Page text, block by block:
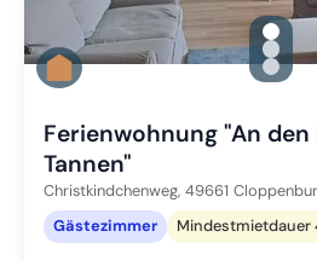
Zu
Zu
Zu
Ferienwohnung "An
Tannen"
Christkindchenweg, 49661
Gästezimmer
Mindestmietdauer